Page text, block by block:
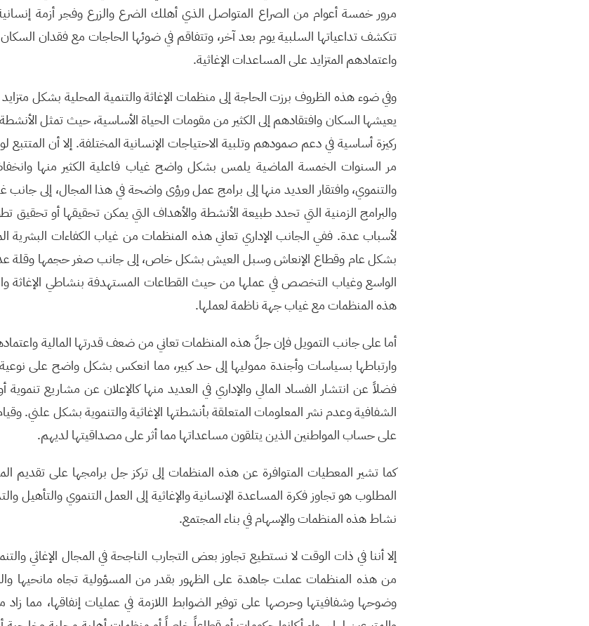
مرور خمسة أعوام من الصراع المتواصل الذي أهلك الضرع والزرع وفجر أزمة
تتكشف تداعياتها السلبية يوم بعد آخر، وتتفاقم في ضوئها الحاجات مع فقدان
واعتمادهم المتزايد على المساعدات الإغاثية.
وفي ضوء هذه الظروف برزت الحاجة إلى منظمات الإغاثة والتنمية المحلية بشكل متزايد
يعيشها السكان وافتقادهم إلى الكثير من مقومات الحياة الأساسية، حيث تمثل
ركيزة أساسية في دعم صمودهم وتلبية الاحتياجات الإنسانية المختلفة. إلا أن
مر السنوات الخمسة الماضية يلمس بشكل واضح غياب فاعلية الكثير منها
والتنموي، وافتقار العديد منها إلى برامج عمل ورؤى واضحة في هذا المجال، إلى جانب
والبرامج الزمنية التي تحدد طبيعة الأنشطة والأهداف التي يمكن تحقيقها أو تحقيق
لأسباب عدة. ففي الجانب الإداري تعاني هذه المنظمات من غياب الكفاءات البشرية
بشكل عام وقطاع الإنعاش وسبل العيش بشكل خاص، إلى جانب صغر حجمها وقلة عدد
الواسع وغياب التخصص في عملها من حيث القطاعات المستهدفة بنشاطي الإغاثة
هذه المنظمات مع غياب جهة ناظمة لعملها.
أما على جانب التمويل فإن جلَّ هذه المنظمات تعاني من ضعف قدرتها المالية
وارتباطها بسياسات وأجندة مموليها إلى حد كبير، مما انعكس بشكل واضح على
فضلاً عن انتشار الفساد المالي والإداري في العديد منها كالإعلان عن مشاريع تنموية
الشفافية وعدم نشر المعلومات المتعلقة بأنشطتها الإغاثية والتنموية بشكل علني.
على حساب المواطنين الذين يتلقون مساعداتها مما أثر على مصداقيتها لديهم.
كما تشير المعطيات المتوافرة عن هذه المنظمات إلى تركز جل برامجها على تقديم
المطلوب هو تجاوز فكرة المساعدة الإنسانية والإغاثية إلى العمل التنموي والتأهيل
نشاط هذه المنظمات والإسهام في بناء المجتمع.
إلا أننا في ذات الوقت لا نستطيع تجاوز بعض التجارب الناجحة في المجال الإغاثي
من هذه المنظمات عملت جاهدة على الظهور بقدر من المسؤولية تجاه مانحيها
وضوحها وشفافيتها وحرصها على توفير الضوابط اللازمة في عمليات إنفاقها، مما